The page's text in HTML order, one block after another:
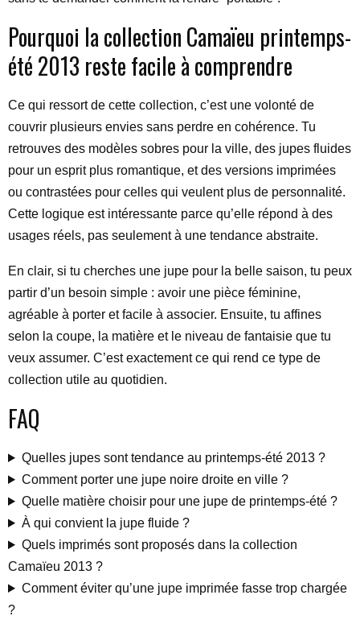
Pourquoi la collection Camaïeu printemps-
été 2013 reste facile à comprendre
Ce qui ressort de cette collection, c’est une volonté de
couvrir plusieurs envies sans perdre en cohérence. Tu
retrouves des modèles sobres pour la ville, des jupes fluides
pour un esprit plus romantique, et des versions imprimées
ou contrastées pour celles qui veulent plus de personnalité.
Cette logique est intéressante parce qu’elle répond à des
usages réels, pas seulement à une tendance abstraite.
En clair, si tu cherches une jupe pour la belle saison, tu peux
partir d’un besoin simple : avoir une pièce féminine,
agréable à porter et facile à associer. Ensuite, tu affines
selon la coupe, la matière et le niveau de fantaisie que tu
veux assumer. C’est exactement ce qui rend ce type de
collection utile au quotidien.
FAQ
Quelles jupes sont tendance au printemps-été 2013 ?
Comment porter une jupe noire droite en ville ?
Quelle matière choisir pour une jupe de printemps-été ?
À qui convient la jupe fluide ?
Quels imprimés sont proposés dans la collection
Camaïeu 2013 ?
Comment éviter qu’une jupe imprimée fasse trop chargée
?